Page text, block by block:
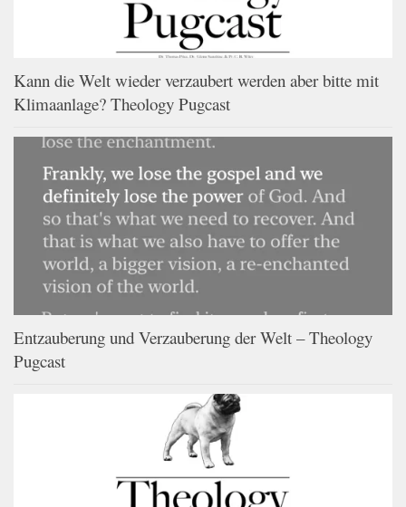
Kann die Welt wieder verzaubert werden aber bitte mit
Klimaanlage? Theology Pugcast
Entzauberung und Verzauberung der Welt – Theology
Pugcast